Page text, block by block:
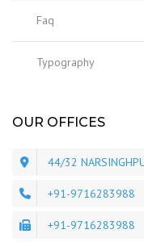
Faq
Typography
OUR OFFICES
44/32
+91-9716283988
+91-9716283988